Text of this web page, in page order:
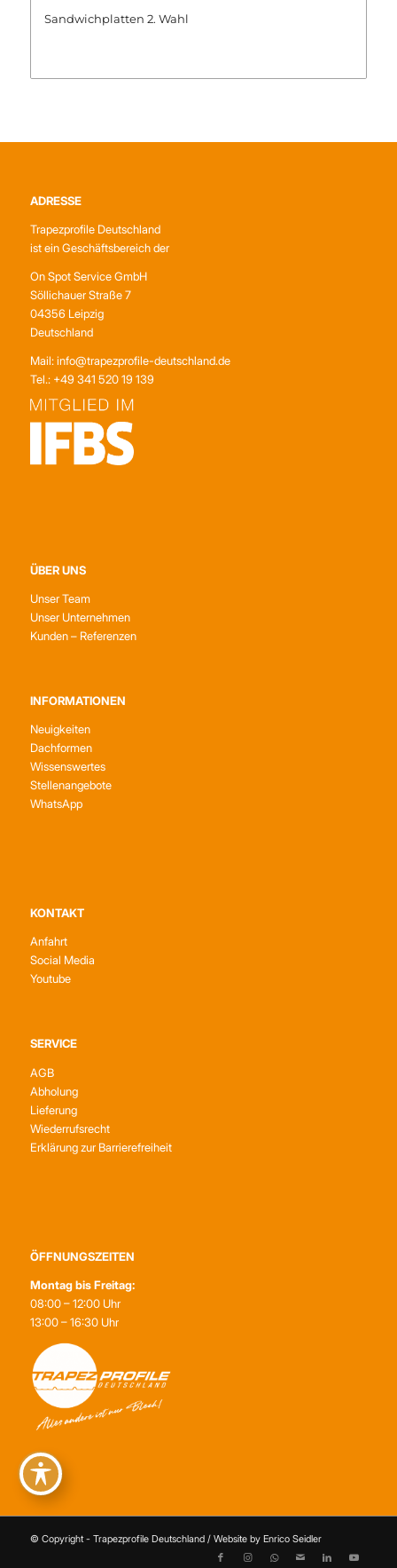
Sandwichplatten 2. Wahl
ADRESSE
Trapezprofile Deutschland
ist ein Geschäftsbereich der
On Spot Service GmbH
Söllichauer Straße 7
04356 Leipzig
Deutschland
Mail: info@trapezprofile-deutschland.de
Tel.: +49 341 520 19 139
ÜBER UNS
Unser Team
Unser Unternehmen
Kunden – Referenzen
INFORMATIONEN
Neuigkeiten
Dachformen
Wissenswertes
Stellenangebote
WhatsApp
KONTAKT
Anfahrt
Social Media
Youtube
SERVICE
AGB
Abholung
Lieferung
Wiederrufsrecht
Erklärung zur Barrierefreiheit
ÖFFNUNGSZEITEN
Montag bis Freitag:
08:00 – 12:00 Uhr
13:00 – 16:30 Uhr
© Copyright - Trapezprofile Deutschland / Website by Enrico Seidler